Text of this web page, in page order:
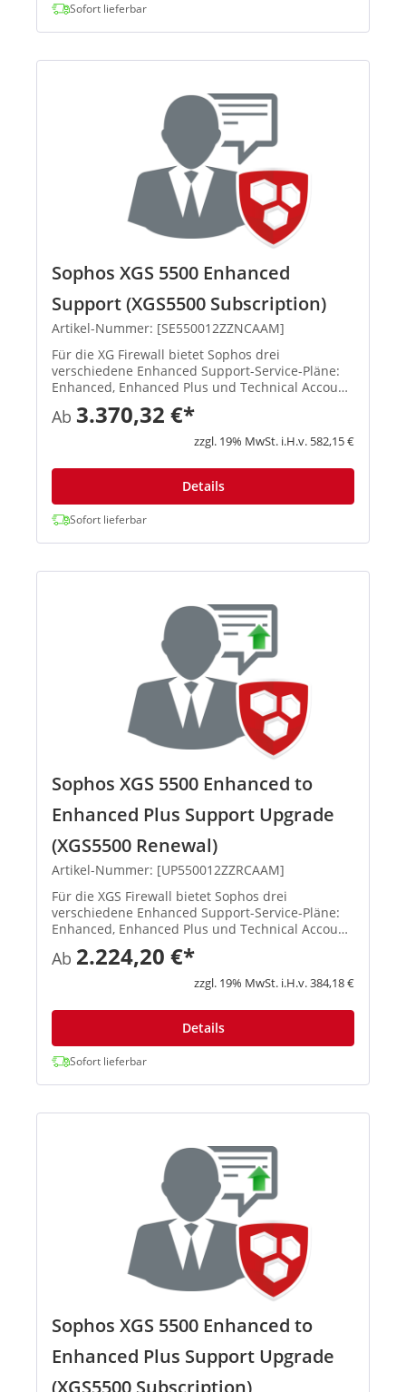
Sofort lieferbar
Sophos XGS 5500 Enhanced
Support (XGS5500 Subscription)
Artikel-Nummer: [SE550012ZZNCAAM]
Für die XG Firewall bietet Sophos drei
verschiedene Enhanced Support-Service-Pläne:
Enhanced, Enhanced Plus und Technical Account
Manager. Der Support steht 52 Wochen im Jahr
an 7 Tagen die Woche rund um die Uhr zur
Verfügung, einschließlich gesetzli...
Ab 3.370,32 €*
zzgl. 19% MwSt. i.H.v. 582,15 €
Details
Sofort lieferbar
Sophos XGS 5500 Enhanced to
Enhanced Plus Support Upgrade
(XGS5500 Renewal)
Artikel-Nummer: [UP550012ZZRCAAM]
Für die XGS Firewall bietet Sophos drei
verschiedene Enhanced Support-Service-Pläne:
Enhanced, Enhanced Plus und Technical Account
Manager. Der Support steht 52 Wochen im Jahr
an 7 Tagen die Woche rund um die Uhr zur
Verfügung, einschließlich gesetzl...
Ab 2.224,20 €*
zzgl. 19% MwSt. i.H.v. 384,18 €
Details
Sofort lieferbar
Sophos XGS 5500 Enhanced to
Enhanced Plus Support Upgrade